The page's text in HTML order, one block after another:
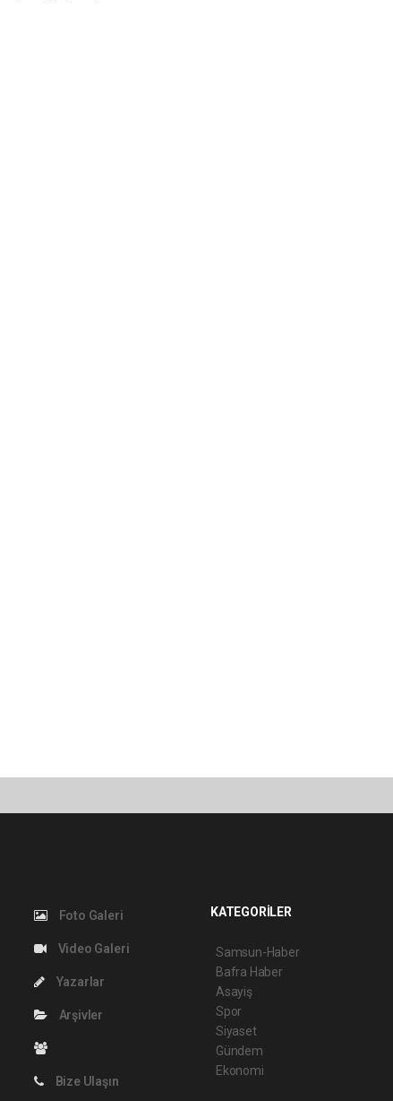
Foto Galeri
Video Galeri
Yazarlar
Arşivler
Bize Ulaşın
KATEGORİLER
Samsun-Haber
Bafra Haber
Asayiş
Spor
Siyaset
Gündem
Ekonomi